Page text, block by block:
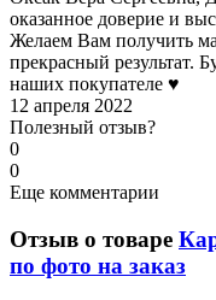
оказанное доверие и
Желаем Вам получить
прекрасный результат.
наших покупателе ♥
12 апреля 2022
Полезный отзыв?
0
0
Еще комментарии
Отзыв о товаре
по фото на заказ